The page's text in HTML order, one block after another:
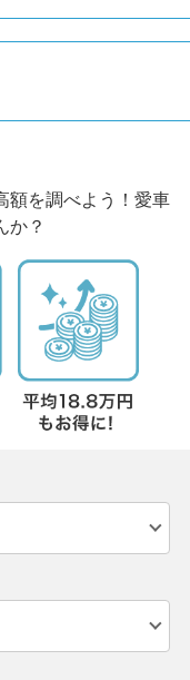
額を調べよう！愛車
か？